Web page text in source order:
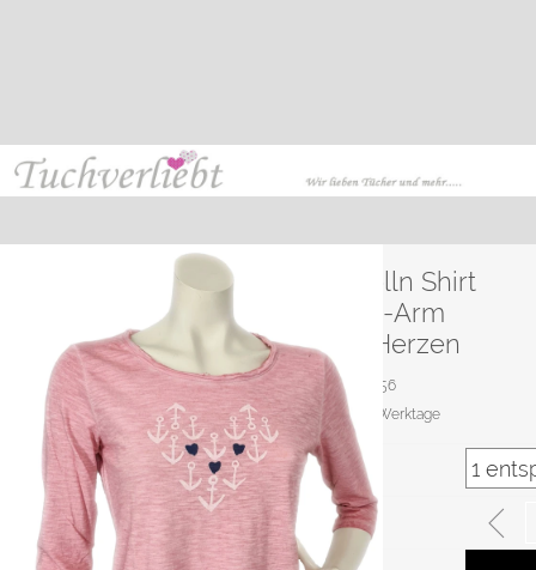
Kurt Kölln Shirt
rosa ¾ -Arm
Anker Herzen
Artikelnr.: 23556
Lieferzeit*:
3 Werktage
Größe
Menge: